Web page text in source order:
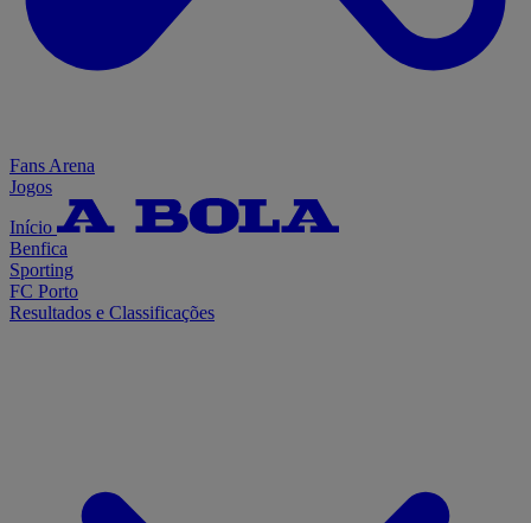
Fans Arena
Jogos
Início
Benfica
Sporting
FC Porto
Resultados e Classificações